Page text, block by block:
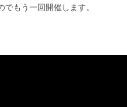
もう一回開催します。